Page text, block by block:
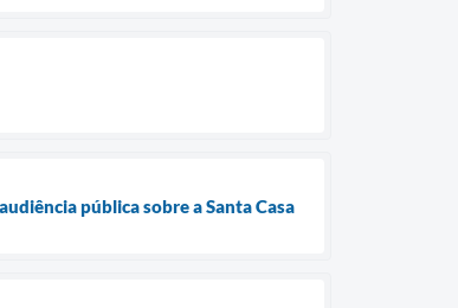
pública sobre a Santa Casa